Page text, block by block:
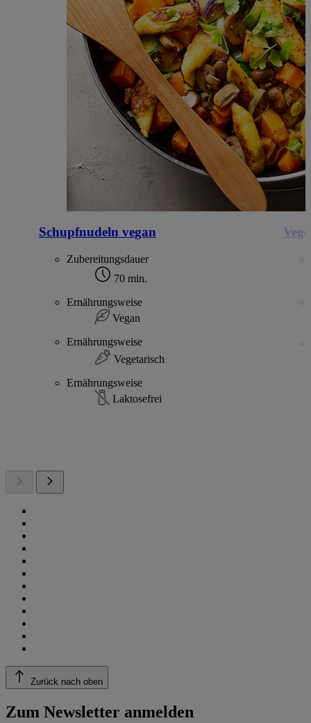
Schupfnudeln vegan
Zubereitungsdauer
70 min.
Ernährungsweise
Vegan
Ernährungsweise
Vegetarisch
Ernährungsweise
Laktosefrei
Zurück nach oben
Zum Newsletter anmelden